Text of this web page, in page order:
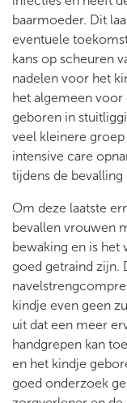
baarmoeder. Dit
eventuele
kans op scheuren
nadelen voor het
het algemeen
geboren in
veel kleinere
intensive care
tijdens de
Om deze laatste
bevallen vrouwen
bewaking en is het
goed getraind zijn.
kindje even geen
uit dat een meer
handgrepen kan
en het kindje
goed onderzoek